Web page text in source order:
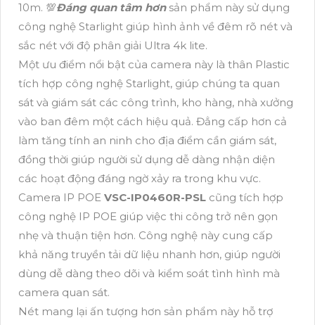
10m. 💯Đáng quan tâm hơn sản phẩm này sử dụng
công nghệ Starlight giúp hình ảnh về đêm rõ nét và
sắc nét với độ phân giải Ultra 4k lite.
Một ưu điểm nổi bật của camera này là thân Plastic
tích hợp công nghệ Starlight, giúp chúng ta quan
sát và giám sát các công trình, kho hàng, nhà xưởng
vào ban đêm một cách hiệu quả. Đẳng cấp hơn cả
làm tăng tính an ninh cho địa điểm cần giám sát,
đồng thời giúp người sử dụng dễ dàng nhận diện
các hoạt động đáng ngờ xảy ra trong khu vực.
Camera IP POE VSC-IP0460R-PSL cũng tích hợp
công nghệ IP POE giúp việc thi công trở nên gọn
nhẹ và thuận tiện hơn. Công nghệ này cung cấp
khả năng truyền tải dữ liệu nhanh hơn, giúp người
dùng dễ dàng theo dõi và kiểm soát tình hình mà
camera quan sát.
Nét mang lại ấn tượng hơn sản phẩm này hỗ trợ